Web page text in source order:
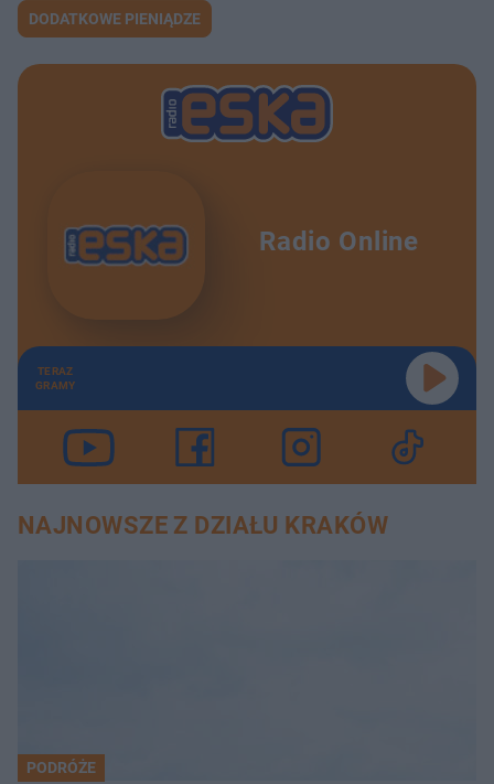
DODATKOWE PIENIĄDZE
Radio Online
TERAZ
GRAMY
NAJNOWSZE Z DZIAŁU KRAKÓW
PODRÓŻE